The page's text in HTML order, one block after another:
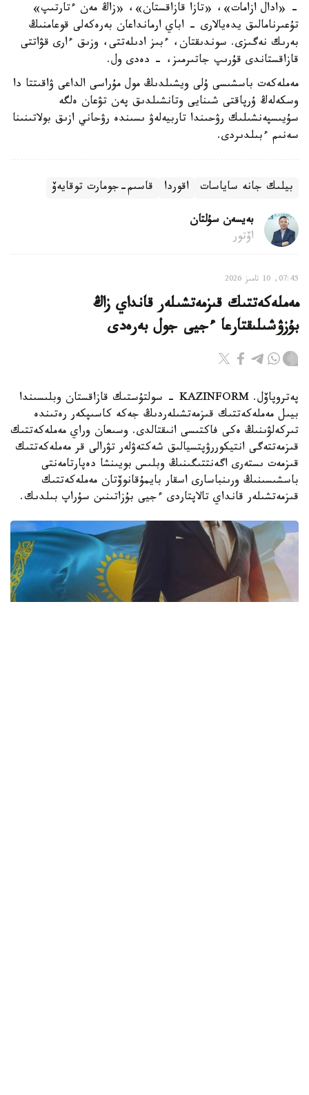
- «ادال ازامات»، «تازا قازاقستان»، «زاڭ مەن ءتارتىپ»
تۇعىرنامالىق يدەيالارى - اباي ارمانداعان بەرەكەلى قوعامنىڭ
بەرىك نەگىزى. سوندىقتان، ءبىز ادىلەتتى، وزىق ءارى قۋاتتى
قازاقستاندى قۇرىپ جاتىرمىز، - دەدى ول.
مەملەكەت باسشىسى ۇلى ويشىلدىڭ مول مۇراسى الداعى ۋاقىتتا دا
وسكەلەڭ ۇرپاقتى شىنايى وتانشىلدىق پەن تۋعان ەلگە
سۇيىسپەنشىلىك رۋحىندا تاربيەلەۋ ىسىندە رۋحاني ازىق بولاتىنىنا
سەنىم ءبىلدىردى.
بيلىك جانە ساياسات اقوردا قاسىم-جومارت توقايەۆ
بەيسەن سۇلتان
اۆتور
07:45, 10 تامىز 2026
مەملەكەتتىك قىزمەتشىلەر قانداي زاڭ
بۇزۋشىلىقتارعا ءجيى جول بەرەدى
پەتروپاۆل. KAZINFORM - سولتۇستىك قازاقستان وبلىسىندا
بيىل مەملەكەتتىك قىزمەتشىلەردىڭ جەكە كاسىپكەر رەتىندە
تىركەلۋىنىڭ ەكى فاكتىسى انىقتالدى. وسىعان وراي مەملەكەتتىك
قىزمەتتەگى انتيكوررۋپتسيالىق شەكتەۋلەر تۋرالى قر مەملەكەتتىك
قىزمەت ىستەرى اگەنتتىگىنىڭ وبلىس بويىنشا دەپارتامەنتى
باسشىسىنىڭ ورىنباسارى اسقار بايمۇقانوۆتان مەملەكەتتىك
قىزمەتشىلەر قانداي تالاپتاردى ءجيى بۇزاتىنىن سۇراپ بىلدىك.